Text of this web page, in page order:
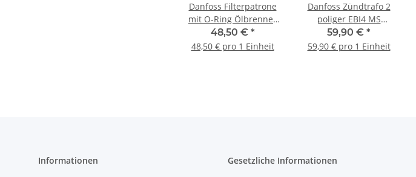
Danfoss Filterpatrone
mit O-Ring Ölbrenner
Ölbrennerpumpe
Ölpumpe BFP
48,50 € *
48,50 € pro 1 Einheit
Danfoss Zündtrafo 2
poliger EBI4 MS
052F4045
59,90 € *
59,90 € pro 1 Einheit
Informationen Gesetzliche Informationen